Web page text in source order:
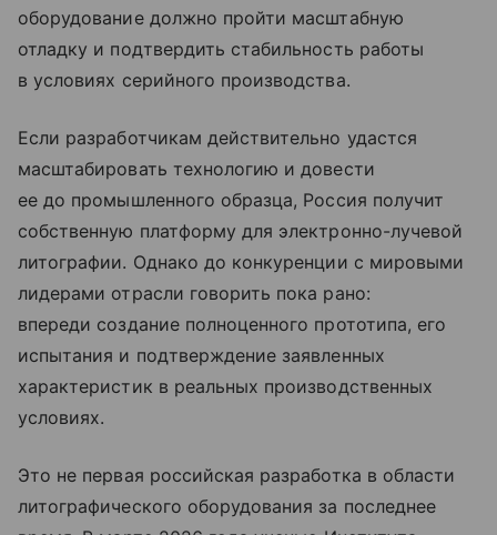
оборудование должно пройти масштабную
отладку и подтвердить стабильность работы
в условиях серийного производства.
Если разработчикам действительно удастся
масштабировать технологию и довести
ее до промышленного образца, Россия получит
собственную платформу для электронно-лучевой
литографии. Однако до конкуренции с мировыми
лидерами отрасли говорить пока рано:
впереди создание полноценного прототипа, его
испытания и подтверждение заявленных
характеристик в реальных производственных
условиях.
Это не первая российская разработка в области
литографического оборудования за последнее